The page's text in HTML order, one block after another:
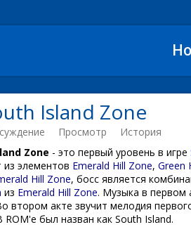
Island Zone
Просмотр
История
Zone - это первый уровень в игре
из элементов Emerald Hill Zone, Green
Hill Zone, босс является
из Emerald Hill Zone. Музыка в первом
втором акте звучит мелодия
ROM'е был назван как South Island.